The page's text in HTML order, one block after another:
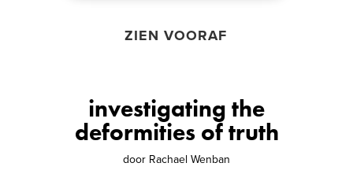
ZIEN VOORAF
investigating the
deformities of truth
door Rachael Wenban